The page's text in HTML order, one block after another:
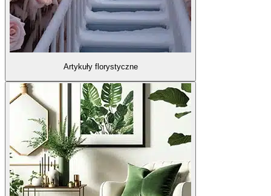
Artykuły florystyczne